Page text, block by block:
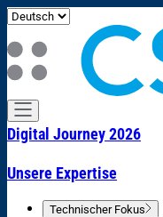
Digital Journey 2026
Unsere Expertise
Technischer Fokus